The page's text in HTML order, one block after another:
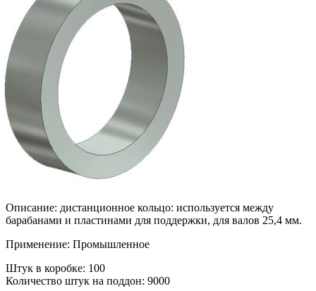
Описание: дистанционное кольцо: используется между
барабанами и пластинами для поддержки, для валов 25,4 мм.
Применение: Промышленное
Штук в коробке: 100
Количество штук на поддон: 9000